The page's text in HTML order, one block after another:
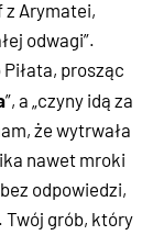
Arymatei,
odwagi”.
prosząc
”, a „czyny idą za
że wytrwała
nawet mroki
odpowiedzi,
grób, który